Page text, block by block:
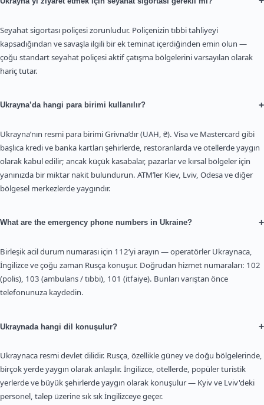
Seyahat sigortası poliçesi zorunludur. Poliçenizin tıbbi tahliyeyi
kapsadığından ve savaşla ilgili bir ek teminat içerdiğinden emin olun —
çoğu standart seyahat poliçesi aktif çatışma bölgelerini varsayılan olarak
hariç tutar.
Ukrayna’da hangi para birimi kullanılır? +
Ukrayna’nın resmi para birimi Grivna’dır (UAH, ₴). Visa ve Mastercard gibi
başlıca kredi ve banka kartları şehirlerde, restoranlarda ve otellerde yaygın
olarak kabul edilir; ancak küçük kasabalar, pazarlar ve kırsal bölgeler için
yanınızda bir miktar nakit bulundurun. ATM’ler Kiev, Lviv, Odesa ve diğer
bölgesel merkezlerde yaygındır.
What are the emergency phone numbers in Ukraine? +
Birleşik acil durum numarası için 112’yi arayın — operatörler Ukraynaca,
İngilizce ve çoğu zaman Rusça konuşur. Doğrudan hizmet numaraları: 102
(polis), 103 (ambulans / tıbbi), 101 (itfaiye). Bunları varıştan önce
telefonunuza kaydedin.
Ukraynada hangi dil konuşulur? +
Ukraynaca resmi devlet dilidir. Rusça, özellikle güney ve doğu bölgelerinde,
birçok yerde yaygın olarak anlaşılır. İngilizce, otellerde, popüler turistik
yerlerde ve büyük şehirlerde yaygın olarak konuşulur — Kyiv ve Lviv'deki
personel, talep üzerine sık sık İngilizceye geçer.